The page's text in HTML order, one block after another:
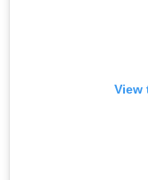
View